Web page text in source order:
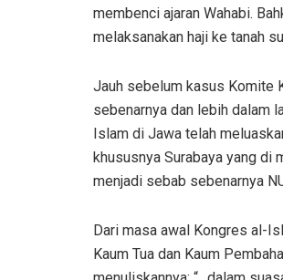
membenci ajaran Wahabi.
melaksanakan haji ke tanah
Jauh sebelum kasus Komite
sebenarnya dan lebih dalam
Islam di Jawa telah
khususnya Surabaya yang di
menjadi sebab sebenarnya
Dari masa awal Kongres al-
Kaum Tua dan Kaum